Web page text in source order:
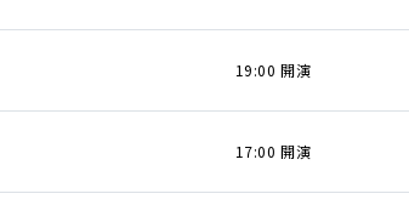
19:00 開演
17:00 開演